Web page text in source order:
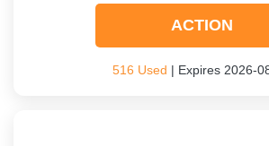
ACTION
516 Used | Expires 2026-